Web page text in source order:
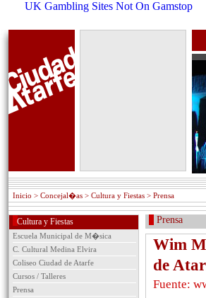
UK Gambling Sites Not On Gamstop
Inicio > Concejal�as > Cultura y Fiestas > Prensa
Cultura y Fiestas
Escuela Municipal de M�sica
C. Cultural Medina Elvira
Coliseo Ciudad de Atarfe
Cursos / Talleres
Prensa
Prensa
Wim
de
Fuente: